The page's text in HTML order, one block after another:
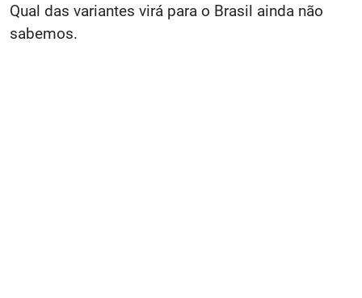
Qual das variantes virá para o Brasil ainda não
sabemos.